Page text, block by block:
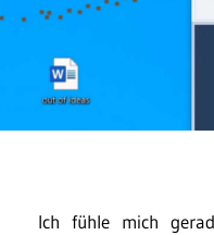
Ich fühle mich